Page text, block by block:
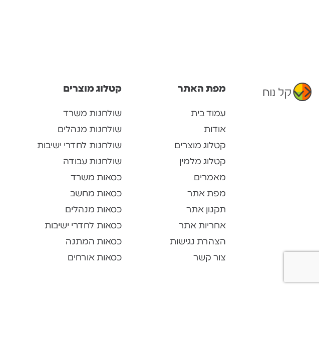
מפת האתר
עמוד בית
אודות
קטלוג מוצרים
קטלוג מלמין
מאמרים
מפת אתר
תקנון אתר
אחריות אתר
הצהרת נגישות
צור קשר
קטלוג מוצרים
שולחנות משרד
שולחנות מנהלים
שולחנות לחדרי ישיבות
שולחנות עבודה
כסאות משרד
כסאות מחשב
כסאות מנהלים
כסאות לחדרי ישיבות
כסאות המתנה
כסאות אורחים